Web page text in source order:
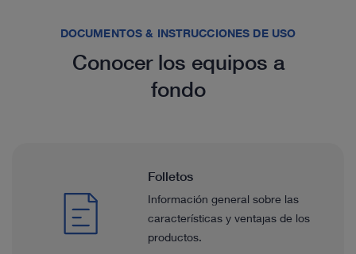
DOCUMENTOS & INSTRUCCIONES DE USO
Conocer los equipos a
fondo
Folletos
Información general sobre las
características y ventajas de los
productos.